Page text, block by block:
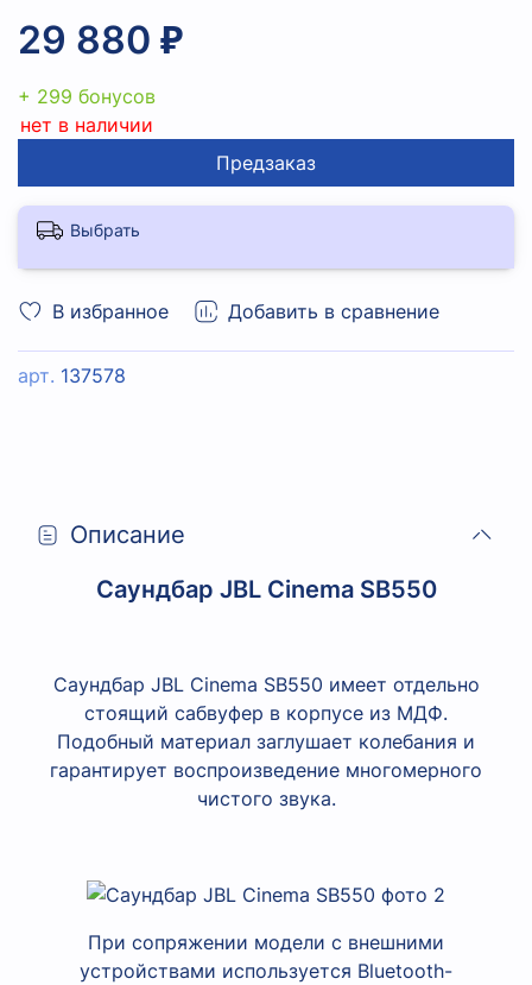
В избранное Добавить в сравнение
арт. 137578
29 880 ₽
+ 299 бонусов
нет в наличии
Предзаказ
Выбрать
Описание
Саундбар JBL Cinema SB550
Саундбар JBL Cinema SB550 имеет отдельно
стоящий сабвуфер в корпусе из МДФ.
Подобный материал заглушает колебания и
гарантирует воспроизведение многомерного
чистого звука.
При сопряжении модели с внешними
устройствами используется Bluetooth-